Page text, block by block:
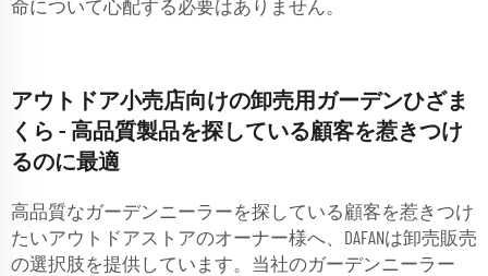
命について心配する必要はありません。
アウトドア小売店向けの卸売用ガーデンひざま
くら - 高品質製品を探している顧客を惹きつけ
るのに最適
高品質なガーデンニーラーを探している顧客を惹きつけ
たいアウトドアストアのオーナー様へ、DAFANは卸売販売
の選択肢を提供しています。当社のガーデンニーラー